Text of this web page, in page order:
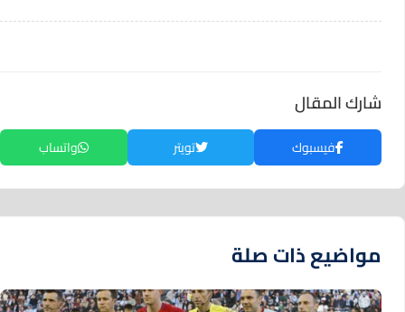
شارك المقال
فيسبوك تويتر واتساب
مواضيع ذات صلة